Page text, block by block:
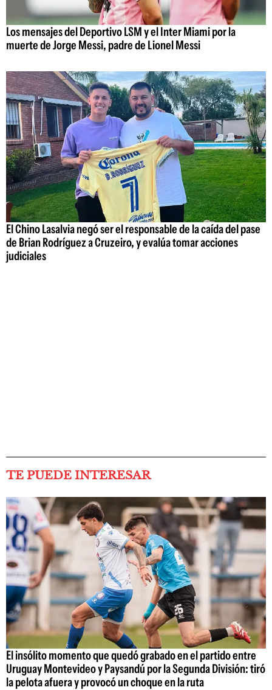
Los mensajes del Deportivo LSM y el Inter Miami por la
muerte de Jorge Messi, padre de Lionel Messi
El Chino Lasalvia negó ser el responsable de la caída del pase
de Brian Rodríguez a Cruzeiro, y evalúa tomar acciones
judiciales
TE PUEDE INTERESAR
El insólito momento que quedó grabado en el partido entre
Uruguay Montevideo y Paysandú por la Segunda División: tiró
la pelota afuera y provocó un choque en la ruta